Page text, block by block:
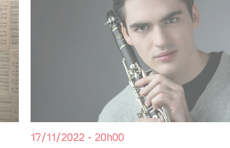
17/11/2022 - 20h00